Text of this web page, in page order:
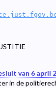
van 6 april
in de